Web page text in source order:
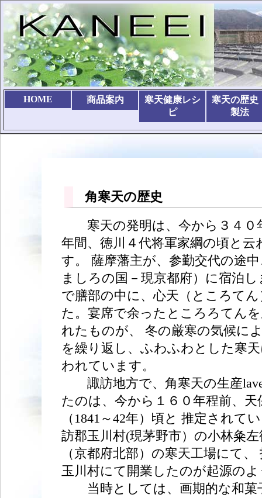
HOME 商品案内
寒天健康レシ
ピ
寒天の歴史
製法
角寒天の歴史
寒天の発明は、今から３４０
年間、徳川４代将軍家綱の頃と云
す。 薩摩藩主が、参勤交代の途
ましろの国－現京都府）に宿泊
で膳部の中に、心天（ところて
た。宴席で余ったところろてん
れたものが、 冬の厳寒の気候に
を繰り返し、ふわふわとした寒
われています。
諏訪地方で、角寒天の生産
たのは、今から１６０年程前、天
（1841～42年）頃と 推定されて
訪郡玉川村(現茅野市）の小林粂
（京都府北部）の寒天工場にて
玉川村にて開業したのが起源の
当時としては、画期的な和菓